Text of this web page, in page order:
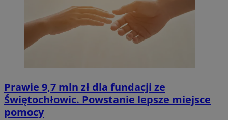
Prawie 9,7 mln zł dla fundacji ze
Świętochłowic. Powstanie lepsze miejsce
pomocy